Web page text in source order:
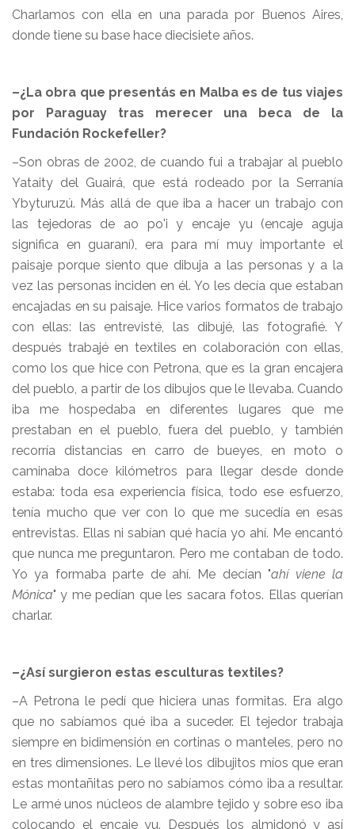
Charlamos con ella en una parada por Buenos Aires,
donde tiene su base hace diecisiete años.
–¿La obra que presentás en Malba es de tus viajes
por Paraguay tras merecer una beca de la
Fundación Rockefeller?
–Son obras de 2002, de cuando fui a trabajar al pueblo
Yataity del Guairá, que está rodeado por la Serranía
Ybyturuzú. Más allá de que iba a hacer un trabajo con
las tejedoras de ao po'i y encaje yu (encaje aguja
significa en guaraní), era para mí muy importante el
paisaje porque siento que dibuja a las personas y a la
vez las personas inciden en él. Yo les decía que estaban
encajadas en su paisaje. Hice varios formatos de trabajo
con ellas: las entrevisté, las dibujé, las fotografié. Y
después trabajé en textiles en colaboración con ellas,
como los que hice con Petrona, que es la gran encajera
del pueblo, a partir de los dibujos que le llevaba. Cuando
iba me hospedaba en diferentes lugares que me
prestaban en el pueblo, fuera del pueblo, y también
recorría distancias en carro de bueyes, en moto o
caminaba doce kilómetros para llegar desde donde
estaba: toda esa experiencia física, todo ese esfuerzo,
tenía mucho que ver con lo que me sucedía en esas
entrevistas. Ellas ni sabían qué hacía yo ahí. Me encantó
que nunca me preguntaron. Pero me contaban de todo.
Yo ya formaba parte de ahí. Me decían "ahí viene la
Mónica" y me pedían que les sacara fotos. Ellas querían
charlar.
–¿Así surgieron estas esculturas textiles?
–A Petrona le pedí que hiciera unas formitas. Era algo
que no sabíamos qué iba a suceder. El tejedor trabaja
siempre en bidimensión en cortinas o manteles, pero no
en tres dimensiones. Le llevé los dibujitos míos que eran
estas montañitas pero no sabíamos cómo iba a resultar.
Le armé unos núcleos de alambre tejido y sobre eso iba
colocando el encaje yu. Después los almidonó y así